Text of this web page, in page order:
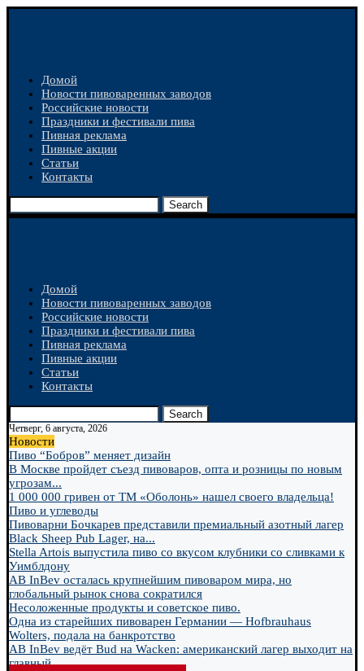
Домой
Новости пивоваренных заводов
Российские новости
Праздники и фестивали пива
Пивная реклама
Пивные акции
Статьи
Контакты
Search
Домой
Новости пивоваренных заводов
Российские новости
Праздники и фестивали пива
Пивная реклама
Пивные акции
Статьи
Контакты
Search
Четверг, 6 августа, 2026
Новости
Пиво “Бобров” меняет дизайн
В Москве пройдет съезд пивоваров, опта и розницы по новым
угрозам...
1 000 000 гривен от ТМ «Оболонь» нашел своего владельца!
Пиво и углеводы
Пивоварни Бочкарев представили премиальный азотный лагер
Black Sheep Pub Lager, на...
Stella Artois выпустила пиво со вкусом клубники со сливками к
Уимблдону
AB InBev осталась крупнейшим пивоваром мира, но
глобальный рынок снова сократился
Несоложенные продукты и советское пиво.
Одна из старейших пивоварен Германии — Hofbrauhaus
Wolters, подала на банкротство
AB InBev ведёт Bud на Wacken: американский лагер выходит на
главный...